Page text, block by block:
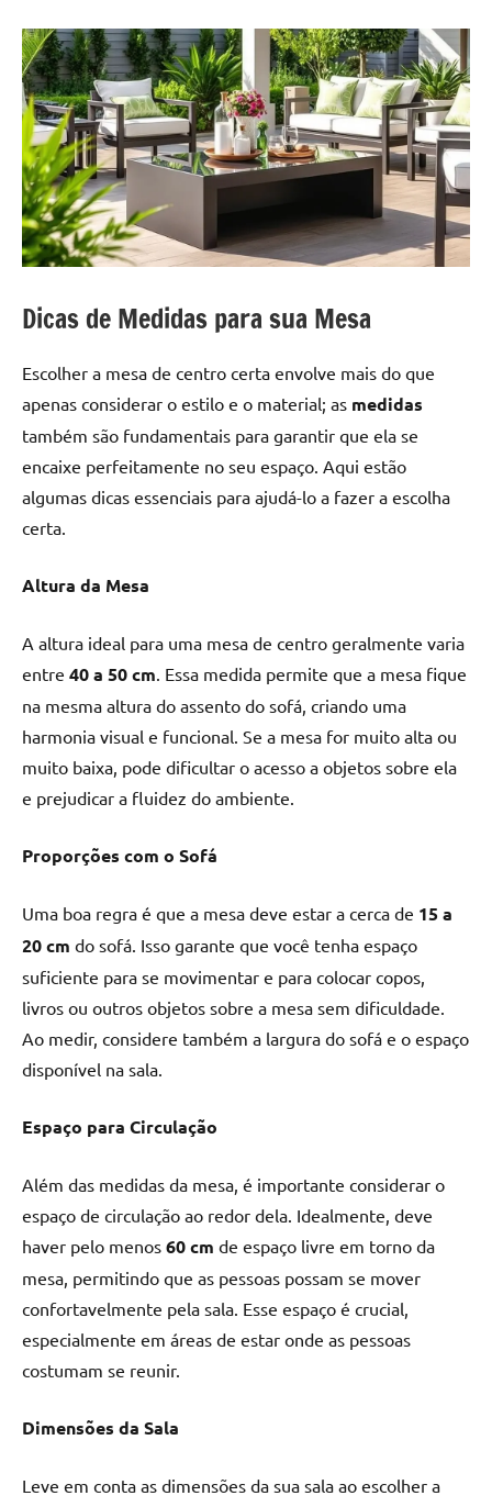
Dicas de Medidas para sua Mesa
Escolher a mesa de centro certa envolve mais do que
apenas considerar o estilo e o material; as medidas
também são fundamentais para garantir que ela se
encaixe perfeitamente no seu espaço. Aqui estão
algumas dicas essenciais para ajudá-lo a fazer a escolha
certa.
Altura da Mesa
A altura ideal para uma mesa de centro geralmente varia
entre 40 a 50 cm . Essa medida permite que a mesa fique
na mesma altura do assento do sofá, criando uma
harmonia visual e funcional. Se a mesa for muito alta ou
muito baixa, pode dificultar o acesso a objetos sobre ela
e prejudicar a fluidez do ambiente.
Proporções com o Sofá
Uma boa regra é que a mesa deve estar a cerca de 15 a
20 cm do sofá. Isso garante que você tenha espaço
suficiente para se movimentar e para colocar copos,
livros ou outros objetos sobre a mesa sem dificuldade.
Ao medir, considere também a largura do sofá e o espaço
disponível na sala.
Espaço para Circulação
Além das medidas da mesa, é importante considerar o
espaço de circulação ao redor dela. Idealmente, deve
haver pelo menos 60 cm de espaço livre em torno da
mesa, permitindo que as pessoas possam se mover
confortavelmente pela sala. Esse espaço é crucial,
especialmente em áreas de estar onde as pessoas
costumam se reunir.
Dimensões da Sala
Leve em conta as dimensões da sua sala ao escolher a